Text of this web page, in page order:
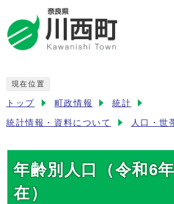
現在位置
トップ 町政情報 統計
統計情報・資料について 人口・世
年齢別人口（令和6
在）